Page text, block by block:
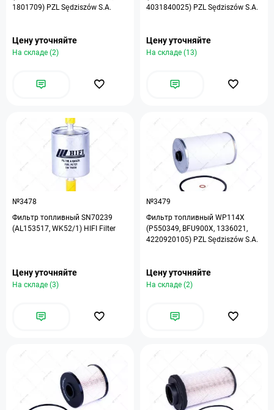
1801709) PZL Sędziszów S.A.
Цену уточняйте
На складе (2)
4031840025) PZL Sędziszów S.A.
Цену уточняйте
На складе (13)
№3478
Фильтр топливный SN70239
(AL153517, WK52/1) HIFI Filter
Цену уточняйте
На складе (3)
№3479
Фильтр топливный WP114X
(P550349, BFU900X, 1336021,
4220920105) PZL Sędziszów S.A.
Цену уточняйте
На складе (2)